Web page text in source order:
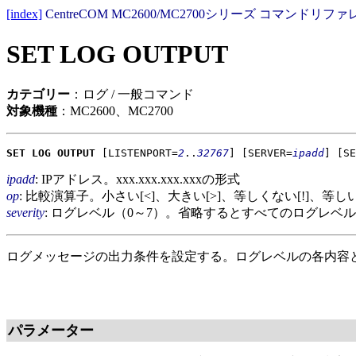
[index] CentreCOM MC2600/MC2700シリーズ コマンドリファ
SET LOG OUTPUT
カテゴリー ：ログ / 一般コマンド
対象機種 ：MC2600、MC2700
SET LOG OUTPUT [LISTENPORT=2 .. 32767 [SERVER=ipadd
ipadd: IPアドレス。xxx.xxx.xxx.xxxの形式
op: 比較演算子。小さい[<]、大きい[>]、等しくない[!]、等し
severity: ログレベル（0～7）。省略するとすべてのログレベ
ログメッセージの出力条件を設定する。ログレベルの各内
パラメーター